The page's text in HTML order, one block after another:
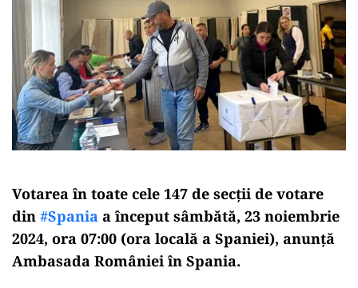
Votarea în toate cele 147 de secții de votare
din #Spania a început sâmbătă, 23 noiembrie
2024, ora 07:00 (ora locală a Spaniei), anunță
Ambasada României în Spania.